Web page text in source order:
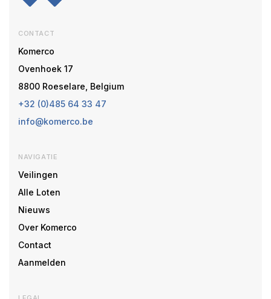
CONTACT
Komerco
Ovenhoek 17
8800 Roeselare, Belgium
+32 (0)485 64 33 47
info@komerco.be
NAVIGATIE
Veilingen
Alle Loten
Nieuws
Over Komerco
Contact
Aanmelden